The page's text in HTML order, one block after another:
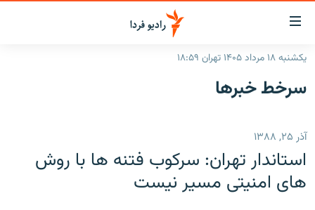
لینک‌های
قابلیت
دسترسی
بازگشت
اصلی
رفتن
صفحه
ایران
انتخاب کنید و بشنوید
پادکست
یکشنبه ۱۸ مرداد ۱۴۰۵ تهران ۱۸:۵۹
سرخط‌ خبرها
آذر ۲۵, ۱۳۸۸
استاندار تهران: سرکوب فتنه ها با روش
های امنیتی مسیر نیست